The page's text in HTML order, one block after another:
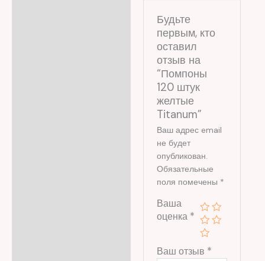
Будьте
первым, кто
оставил
отзыв на
“Помпоны
120 штук
желтые
Titanum”
Ваш адрес email
не будет
опубликован.
Обязательные
поля помечены *
Ваша
оценка *
Ваш отзыв *